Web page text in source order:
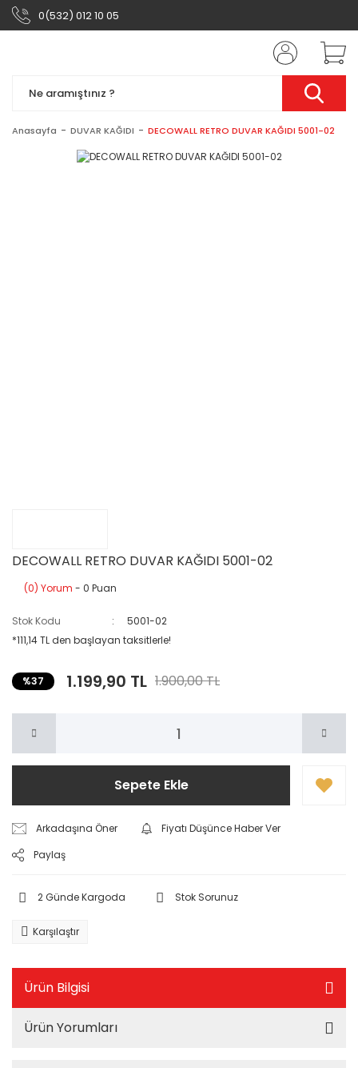
0(532) 012 10 05
Anasayfa DUVAR KAĞIDI DECOWALL RETRO DUVAR KAĞIDI 5001-02
DECOWALL RETRO DUVAR KAĞIDI 5001-02
(0) Yorum - 0 Puan
Stok Kodu
5001-02
*111,14 TL den başlayan taksitlerle!
%37 1.199,90 TL 1.900,00 TL
Sepete Ekle
Arkadaşına Öner
Fiyatı Düşünce Haber Ver
Paylaş
2 Günde Kargoda Stok Sorunuz
Karşılaştır
Ürün Bilgisi
Ürün Yorumları